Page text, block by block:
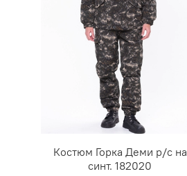
Костюм Горка Деми р/c на
синт. 182020